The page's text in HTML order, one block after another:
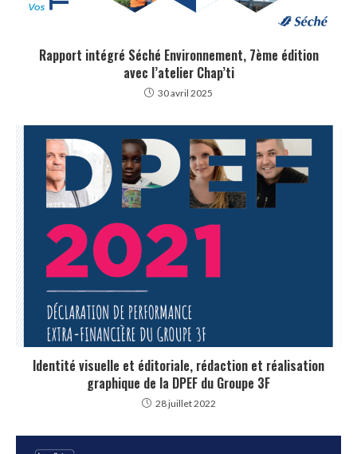
Rapport intégré Séché Environnement, 7ème édition
avec l’atelier Chap’ti
30 avril 2025
Identité visuelle et éditoriale, rédaction et réalisation
graphique de la DPEF du Groupe 3F
28 juillet 2022